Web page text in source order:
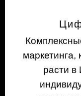
маркетинга,
расти